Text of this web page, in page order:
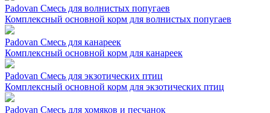
Padovan Смесь для волнистых попугаев
Комплексный основной корм для волнистых попугаев
Padovan Смесь для канареек
Комплексный основной корм для канареек
Padovan Смесь для экзотических птиц
Комплексный основной корм для экзотических птиц
Padovan Смесь для хомяков и песчанок